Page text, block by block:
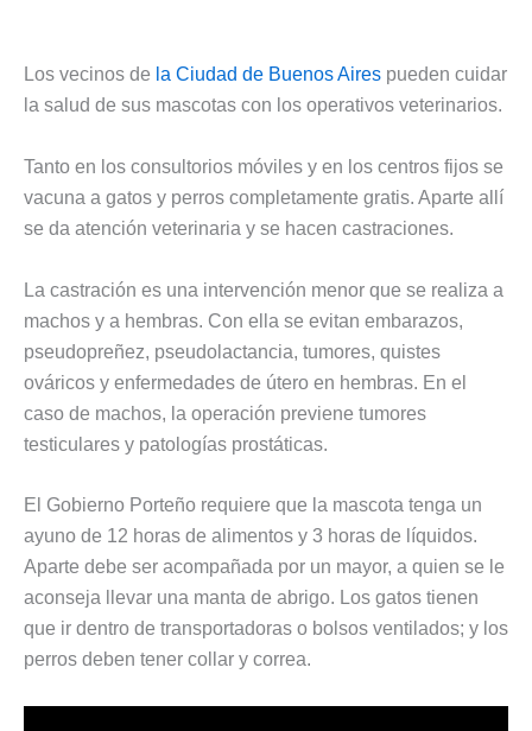
Los vecinos de la Ciudad de Buenos Aires pueden cuidar
la salud de sus mascotas con los operativos veterinarios.
Tanto en los consultorios móviles y en los centros fijos se
vacuna a gatos y perros completamente gratis. Aparte allí
se da atención veterinaria y se hacen castraciones.
La castración es una intervención menor que se realiza a
machos y a hembras. Con ella se evitan embarazos,
pseudopreñez, pseudolactancia, tumores, quistes
ováricos y enfermedades de útero en hembras. En el
caso de machos, la operación previene tumores
testiculares y patologías prostáticas.
El Gobierno Porteño requiere que la mascota tenga un
ayuno de 12 horas de alimentos y 3 horas de líquidos.
Aparte debe ser acompañada por un mayor, a quien se le
aconseja llevar una manta de abrigo. Los gatos tienen
que ir dentro de transportadoras o bolsos ventilados; y los
perros deben tener collar y correa.